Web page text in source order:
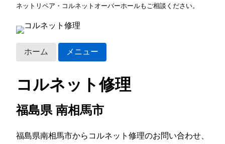
ネットリペア・コルネットオーバーホールもご相談ください。
ホーム メニュー
コルネット修理
福島県 南相馬市
福島県南相馬市からコルネット修理のお問い合わせ、